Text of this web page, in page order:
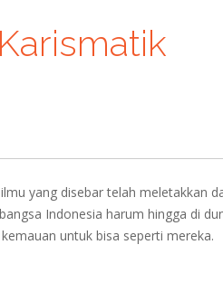
yang disebar telah meletakkan
Indonesia harum hingga di
untuk bisa seperti mereka.